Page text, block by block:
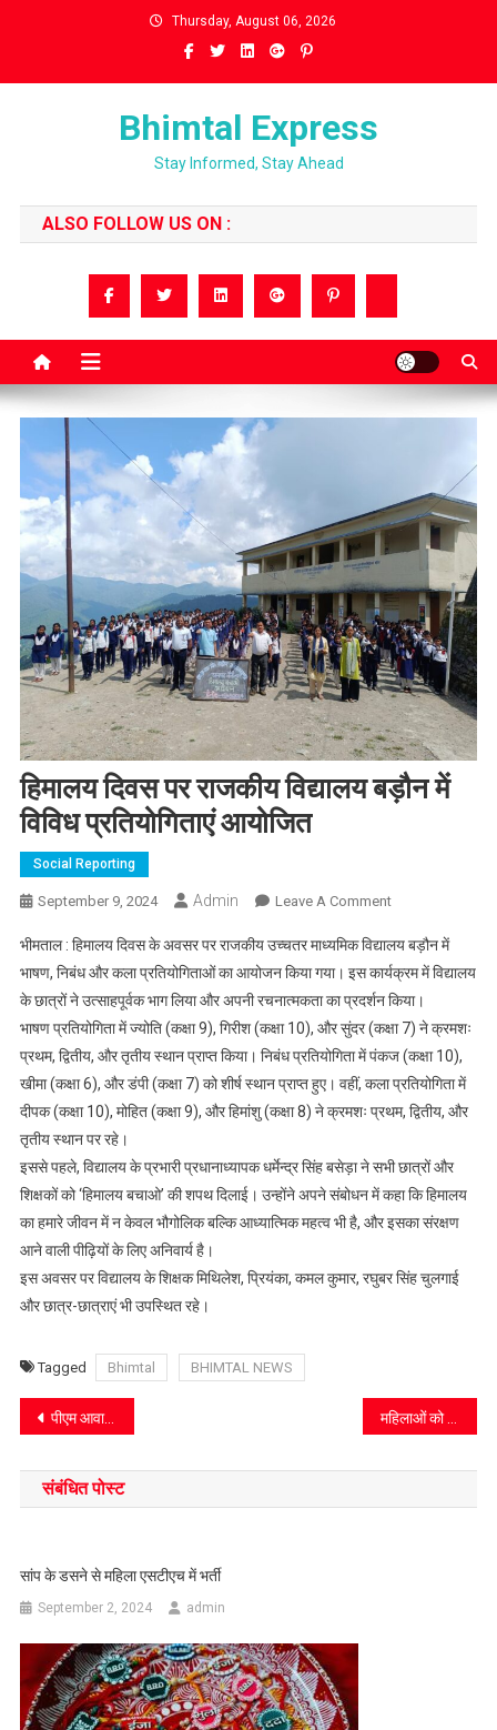
Thursday, August 06, 2026
Bhimtal Express
Stay Informed, Stay Ahead
ALSO FOLLOW US ON :
हिमालय दिवस पर राजकीय विद्यालय बड़ौन में
विविध प्रतियोगिताएं आयोजित
Social Reporting
September 9, 2024 Admin Leave A CommentOn
दिवस
पर
राजकीय
विद्यालय
बड़ौन
में
विविध
आयोजित
भीमताल : हिमालय दिवस के अवसर पर राजकीय उच्चतर माध्यमिक विद्यालय बड़ौन में
भाषण, निबंध और कला प्रतियोगिताओं का आयोजन किया गया। इस कार्यक्रम में विद्यालय
के छात्रों ने उत्साहपूर्वक भाग लिया और अपनी रचनात्मकता का प्रदर्शन किया।
भाषण प्रतियोगिता में ज्योति (कक्षा 9), गिरीश (कक्षा 10), और सुंदर (कक्षा 7) ने क्रमशः
प्रथम, द्वितीय, और तृतीय स्थान प्राप्त किया। निबंध प्रतियोगिता में पंकज (कक्षा 10),
खीमा (कक्षा 6), और डंपी (कक्षा 7) को शीर्ष स्थान प्राप्त हुए। वहीं, कला प्रतियोगिता में
दीपक (कक्षा 10), मोहित (कक्षा 9), और हिमांशु (कक्षा 8) ने क्रमशः प्रथम, द्वितीय, और
तृतीय स्थान पर रहे।
इससे पहले, विद्यालय के प्रभारी प्रधानाध्यापक धर्मेन्द्र सिंह बसेड़ा ने सभी छात्रों और
शिक्षकों को ‘हिमालय बचाओ’ की शपथ दिलाई। उन्होंने अपने संबोधन में कहा कि हिमालय
का हमारे जीवन में न केवल भौगोलिक बल्कि आध्यात्मिक महत्व भी है, और इसका संरक्षण
आने वाली पीढ़ियों के लिए अनिवार्य है।
इस अवसर पर विद्यालय के शिक्षक मिथिलेश, प्रियंका, कमल कुमार, रघुबर सिंह चुलगाई
और छात्र-छात्राएं भी उपस्थित रहे।
Tagged Bhimtal BHIMTAL NEWS
Post
navigation
पीएम आवास प्लस योजना के तहत जरूरतमंदों के लिए सर्वे कार्य शुरू
संबंधित पोस्ट
सांप के डसने से महिला एसटीएच में भर्ती
September 2, 2024 admin